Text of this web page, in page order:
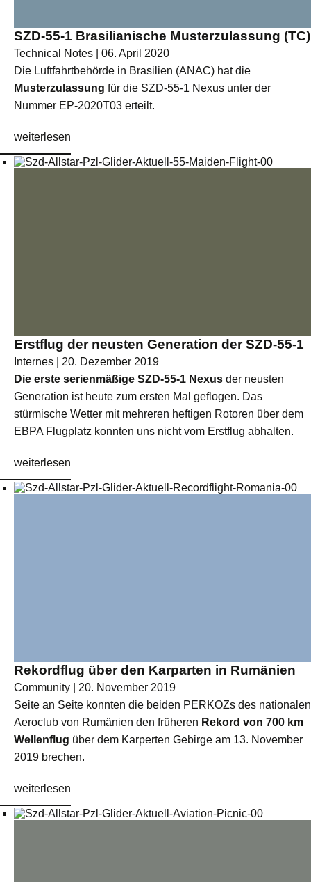
SZD-55-1 Brasilianische Musterzulassung (TC)
Technical Notes | 06. April 2020
Die Luftfahrtbehörde in Brasilien (ANAC) hat die
Musterzulassung für die SZD-55-1 Nexus unter der
Nummer EP-2020T03 erteilt.
weiterlesen
Erstflug der neusten Generation der SZD-55-1
Internes | 20. Dezember 2019
Die erste serienmäßige SZD-55-1 Nexus der neusten
Generation ist heute zum ersten Mal geflogen. Das
stürmische Wetter mit mehreren heftigen Rotoren über dem
EBPA Flugplatz konnten uns nicht vom Erstflug abhalten.
weiterlesen
Rekordflug über den Karparten in Rumänien
Community | 20. November 2019
Seite an Seite konnten die beiden PERKOZs des nationalen
Aeroclub von Rumänien den früheren Rekord von 700 km
Wellenflug über dem Karperten Gebirge am 13. November
2019 brechen.
weiterlesen